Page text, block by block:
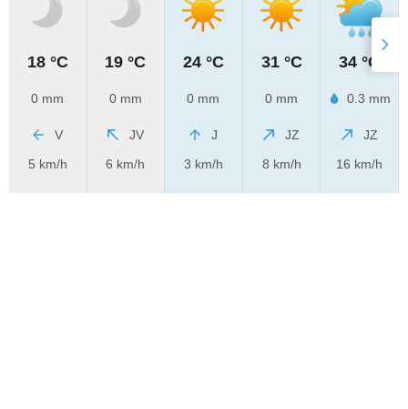
18 °C
0 mm
V
5 km/h
19 °C
0 mm
JV
6 km/h
24 °C
0 mm
J
3 km/h
31 °C
0 mm
JZ
8 km/h
34 °C
0.3 mm
JZ
16 km/h